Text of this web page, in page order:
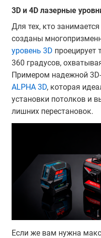
3D и 4D лазерные
Для тех, кто
созданы
уровень 3D проецирует
360 градусов,
Примером надежной
ALPHA 3D, которая
установки потолков и
лишних перестановок.
Если же вам нужна